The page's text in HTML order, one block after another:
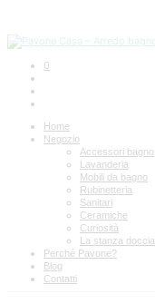
0
Home
Negozio
Accessori bagno
Lavanderia
Mobili da bagno
Rubinetteria
Sanitari
Ceramiche
Curiosità
La stanza doccia
Perché Pavone?
Blog
Contatti